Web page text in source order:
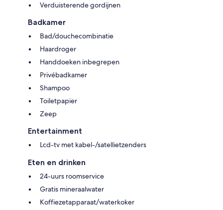
Verduisterende gordijnen
Badkamer
Bad/douchecombinatie
Haardroger
Handdoeken inbegrepen
Privébadkamer
Shampoo
Toiletpapier
Zeep
Entertainment
Lcd-tv met kabel-/satellietzenders
Eten en drinken
24-uurs roomservice
Gratis mineraalwater
Koffiezetapparaat/waterkoker